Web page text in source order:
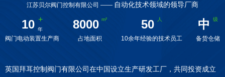
江苏贝尔阀门控制有限公司 —— 自动化技术领域的领导厂商
10
阀门电动装置生产商
8000
占地面积
50
10余年经验的技术员工
中
备货仓储
英国拜耳控制阀门有限公司在中国设立生产研发工厂，共同投资成立